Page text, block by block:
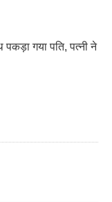
गया पति, पत्नी ने